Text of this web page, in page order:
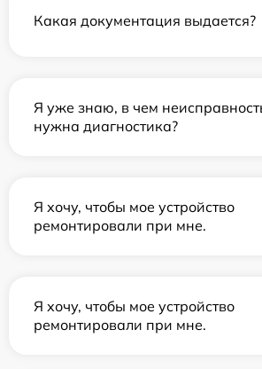
Какая документация выдается?
Я уже знаю, в чем
нужна диагностика?
Я хочу, чтобы мое устройство
ремонтировали при мне.
Я хочу, чтобы мое устройство
ремонтировали при мне.